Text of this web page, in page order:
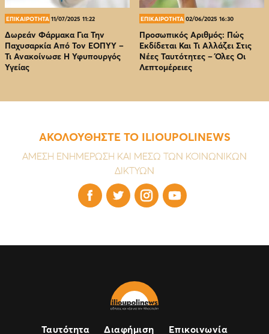
ΕΠΙΚΑΙΡΟΤΗΤΑ 11/07/2025 11:22
Δωρεάν Φάρμακα Για Την
Παχυσαρκία Από Τον EOΠΥΥ –
Τι Ανακοίνωσε Η Υφυπουργός
Υγείας
ΕΠΙΚΑΙΡΟΤΗΤΑ 02/06/2025 16:30
Προσωπικός Αριθμός: Πώς
Εκδίδεται Και Τι Αλλάζει Στις
Νέες Ταυτότητες – Όλες Οι
Λεπτομέρειες
ΑΚΟΛΟΥΘΗΣΤΕ ΤΟ ILIOUPOLINEWS
ΑΜΕΣΗ ΕΝΗΜΕΡΩΣΗ ΚΑΙ ΜΕΣΩ ΤΩΝ ΚΟΙΝΩΝΙΚΩΝ
ΔΙΚΤΥΩΝ
   
Ταυτότητα Διαφήμιση Επικοινωνία